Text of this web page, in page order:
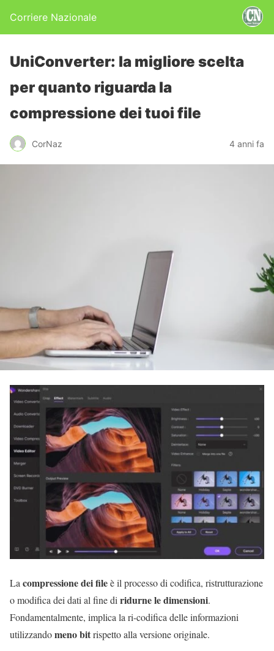
Corriere Nazionale
UniConverter: la migliore scelta
per quanto riguarda la
compressione dei tuoi file
CorNaz 4 anni fa
La compressione dei fileè il processo di codifica, ristrutturazione
o modifica dei dati al fine di ridurne le dimensioni.
Fondamentalmente, implica la ri-codifica delle informazioni
utilizzandomeno bitrispetto alla versione originale.